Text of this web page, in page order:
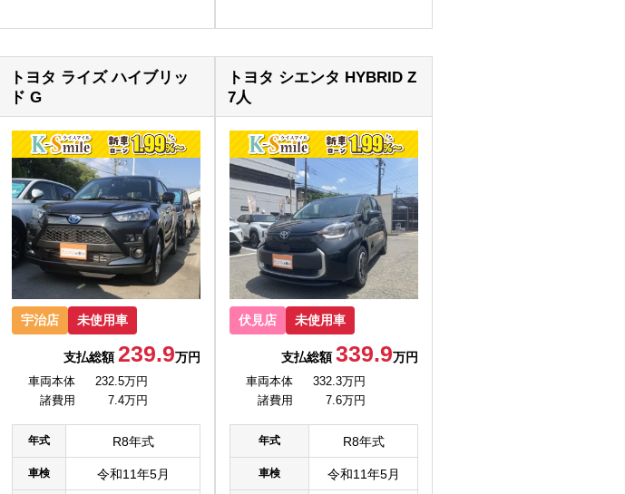
トヨタ ライズ ハイブリッ
ド G
宇治店 未使用車
支払総額239.9万円
車両本体
232.5万円
諸費用
7.4万円
年式 R8年式
車検 令和11年5月
トヨタ シエンタ HYBRID Z
7人
伏見店 未使用車
支払総額339.9万円
車両本体
332.3万円
諸費用
7.6万円
年式 R8年式
車検 令和11年5月